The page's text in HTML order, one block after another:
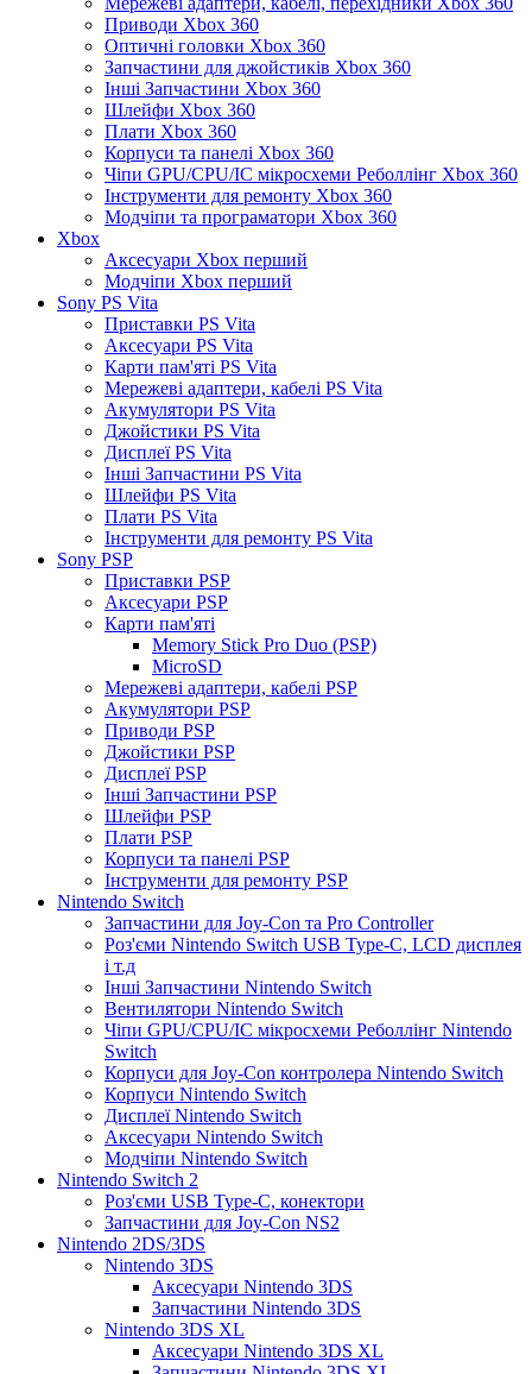
Приводи Xbox 360
Оптичні головки Xbox 360
Запчастини для джойстиків Xbox 360
Інші Запчастини Xbox 360
Шлейфи Xbox 360
Плати Xbox 360
Корпуси та панелі Xbox 360
Чіпи GPU/CPU/IC мікросхеми Реболлінг Xbox 360
Інструменти для ремонту Xbox 360
Модчіпи та програматори Xbox 360
Xbox
Аксесуари Xbox перший
Модчіпи Xbox перший
Sony PS Vita
Приставки PS Vita
Аксесуари PS Vita
Карти пам'яті PS Vita
Мережеві адаптери, кабелі PS Vita
Акумулятори PS Vita
Джойстики PS Vita
Дисплеї PS Vita
Інші Запчастини PS Vita
Шлейфи PS Vita
Плати PS Vita
Інструменти для ремонту PS Vita
Sony PSP
Приставки PSP
Аксесуари PSP
Карти пам'яті
Memory Stick Pro Duo (PSP)
MicroSD
Мережеві адаптери, кабелі PSP
Акумулятори PSP
Приводи PSP
Джойстики PSP
Дисплеї PSP
Інші Запчастини PSP
Шлейфи PSP
Плати PSP
Корпуси та панелі PSP
Інструменти для ремонту PSP
Nintendo Switch
Запчастини для Joy-Con та Pro Controller
Роз'єми Nintendo Switch USB Type-C, LCD дисплея
і т.д
Інші Запчастини Nintendo Switch
Вентилятори Nintendo Switch
Чіпи GPU/CPU/IC мікросхеми Реболлінг Nintendo
Switch
Корпуси для Joy-Con контролера Nintendo Switch
Корпуси Nintendo Switch
Дисплеї Nintendo Switch
Аксесуари Nintendo Switch
Модчіпи Nintendo Switch
Nintendo Switch 2
Роз'єми USB Type-C, конектори
Запчастини для Joy-Con NS2
Nintendo 2DS/3DS
Nintendo 3DS
Аксесуари Nintendo 3DS
Запчастини Nintendo 3DS
Nintendo 3DS XL
Аксесуари Nintendo 3DS XL